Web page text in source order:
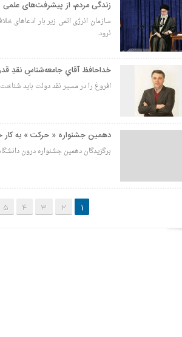
زندگی مردم، از پیشرفت‌های
سازمان انرژی اتمی زیر بار ادعاهای
نرود.
خداحافظ آقاي جامعه‌شناسِ نقدِ
افروغ را در مسير نقد دولت بايد شناخت
دهمین جشنواره « حرکت » به کار
برگزیدگان دهمین جشنواره درون
1
2
3
4
5